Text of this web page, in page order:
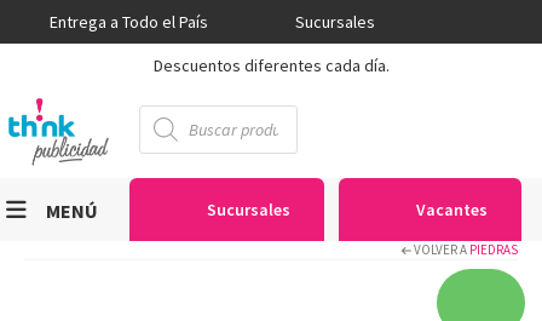
Entrega a Todo el País
Sucursales
Descuentos diferentes cada día.
Búsqueda
de
productos
Sucursales Vacantes
MENÚ
VOLVER A PIEDRAS